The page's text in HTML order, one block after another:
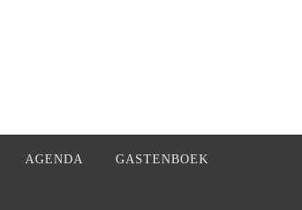
AGENDA GASTENBOEK